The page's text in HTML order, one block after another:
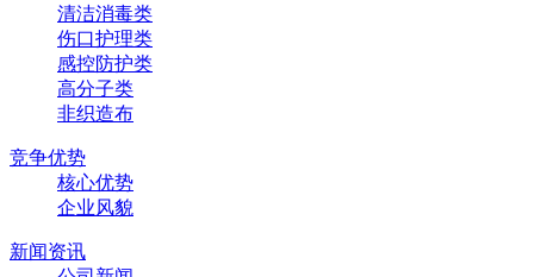
清洁消毒类
伤口护理类
感控防护类
高分子类
非织造布
竞争优势
核心优势
企业风貌
新闻资讯